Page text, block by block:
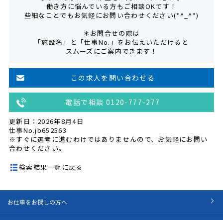
働き方に悩んでいる方もご相談OKです！
些細なことでもお気軽にお問い合わせください(*^_^*)
＊お問合せの際は
「施設名」と「仕事No.」をお伝えいただけると
スムーズにご案内できます！
この求人を問い合わせる
電話で相談 0120-777-277
更新日：2026年8月4日
仕事No.jb652563
※すぐに選考に進むわけではありませんので、お気軽にお問い
合わせください。
検索結果一覧に戻る
お仕事をお探しの方へ